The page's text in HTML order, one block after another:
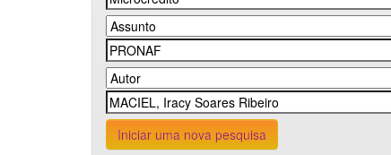
Iniciar uma nova pesquisa